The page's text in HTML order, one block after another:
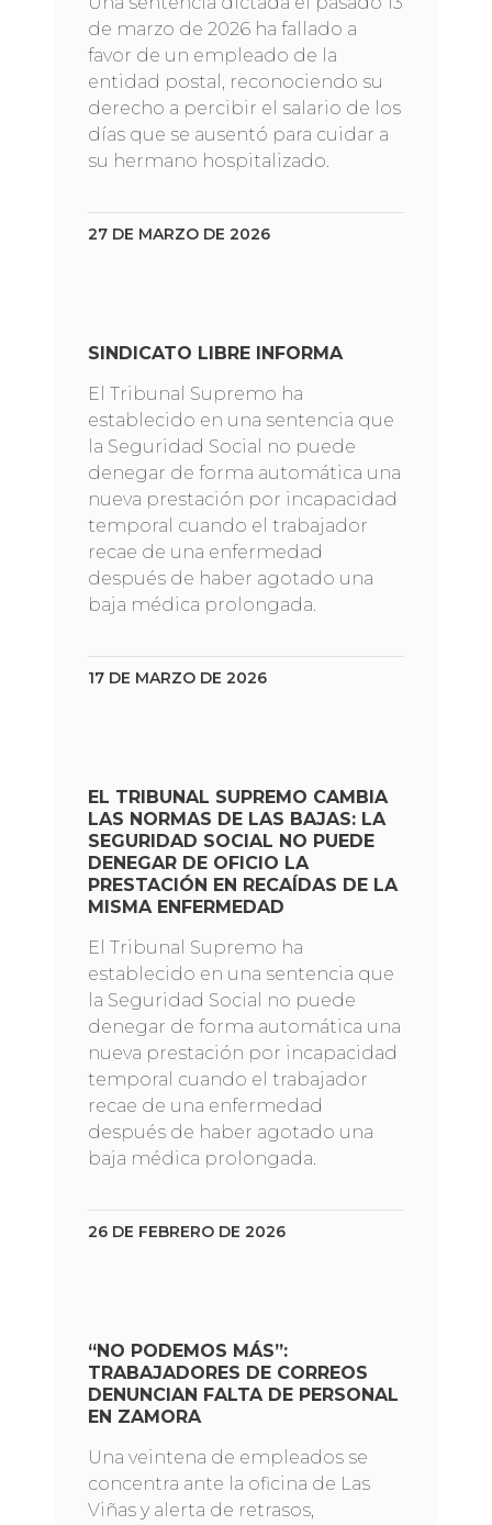
de marzo de 2026 ha fallado a
favor de un empleado de la
entidad postal, reconociendo su
derecho a percibir el salario de los
días que se ausentó para cuidar a
su hermano hospitalizado.
27 DE MARZO DE 2026
SINDICATO LIBRE INFORMA
El Tribunal Supremo ha
establecido en una sentencia que
la Seguridad Social no puede
denegar de forma automática una
nueva prestación por incapacidad
temporal cuando el trabajador
recae de una enfermedad
después de haber agotado una
baja médica prolongada.
17 DE MARZO DE 2026
EL TRIBUNAL SUPREMO CAMBIA
LAS NORMAS DE LAS BAJAS: LA
SEGURIDAD SOCIAL NO PUEDE
DENEGAR DE OFICIO LA
PRESTACIÓN EN RECAÍDAS DE LA
MISMA ENFERMEDAD
El Tribunal Supremo ha
establecido en una sentencia que
la Seguridad Social no puede
denegar de forma automática una
nueva prestación por incapacidad
temporal cuando el trabajador
recae de una enfermedad
después de haber agotado una
baja médica prolongada.
26 DE FEBRERO DE 2026
“NO PODEMOS MÁS”:
TRABAJADORES DE CORREOS
DENUNCIAN FALTA DE PERSONAL
EN ZAMORA
Una veintena de empleados se
concentra ante la oficina de Las
Viñas y alerta de retrasos,